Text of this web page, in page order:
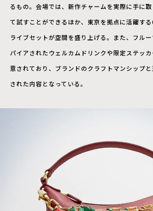
るもの。会場では、新作チャームを実際に手に
て試すことができるほか、東京を拠点に活躍す
ライブセットが空間を盛り上げる。また、フル
パイアされたウェルカムドリンクや限定ステッ
意されており、ブランドのクラフトマンシップ
された内容となっている。